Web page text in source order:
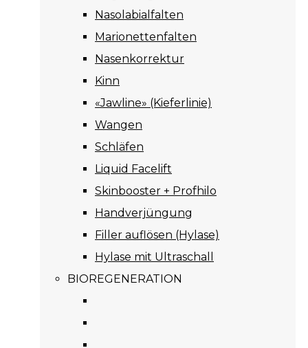
Nasolabialfalten
Marionettenfalten
Nasenkorrektur
Kinn
«Jawline» (Kieferlinie)
Wangen
Schläfen
Liquid Facelift
Skinbooster + Profhilo
Handverjüngung
Filler auflösen (Hylase)
Hylase mit Ultraschall
BIOREGENERATION